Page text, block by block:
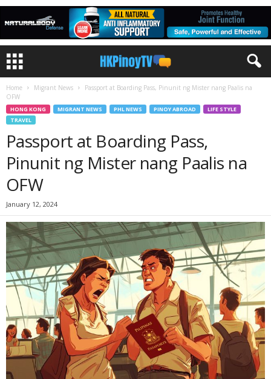
Home Migrant News
Passport at Boarding Pass, Pinunit ng Mister nang Paalis na
OFW
HONG KONG MIGRANT NEWS PHL NEWS PINOY ABROAD
LIFE STYLE
TRAVEL
Passport at Boarding Pass,
Pinunit ng Mister nang Paalis na
OFW
January 12, 2024